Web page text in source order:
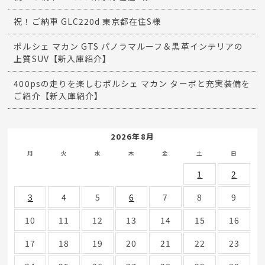
祝！ご納車 GLC220d 東京都在住S様
ポルシェ マカン GTS パノラマルーフ＆黒革インテリアの
上質SUV【新入庫紹介】
400psの走りを楽しむポルシェ マカン ターボと充実装備を
ご紹介【新入庫紹介】
2026年8月
月 火 水 木 金 土 日
1
2
3
4 5 6 7 8
9
10
11 12 13 14 15
16
17
18 19 20 21 22
23